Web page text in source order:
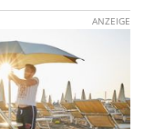
ANZEIGE